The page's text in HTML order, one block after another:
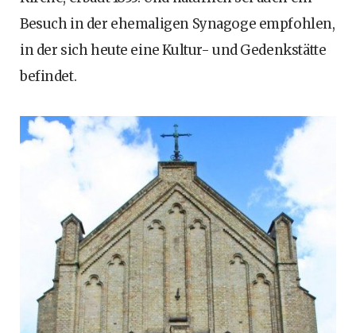
Besuch in der ehemaligen Synagoge empfohlen,
in der sich heute eine Kultur- und Gedenkstätte
befindet.